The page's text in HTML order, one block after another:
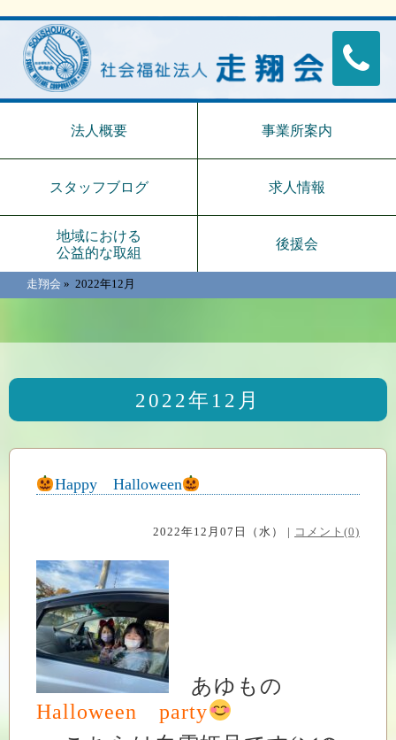
法人概要 事業所案内
スタッフブログ 求人情報
地域における
公益的な取組
後援会
走翔会 » 2022年12月
2022年12月
Happy Halloween
2022年12月07日（水） | コメント(0)
あゆもの
Halloween party